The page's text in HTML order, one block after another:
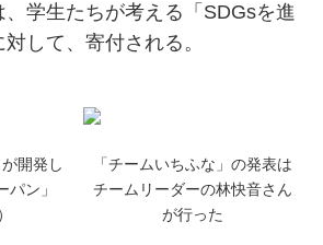
学生たちが考える「SDGsを進
して、寄付される。
開発し
パン」
「チームいちふな」の発表は
チームリーダーの林快音さん
が行った